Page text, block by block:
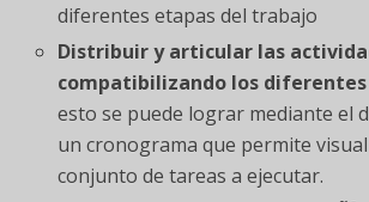
diferentes etapas del trabajo
Distribuir y articular las
compatibilizando los
esto se puede lograr mediante el
un cronograma que permite
conjunto de tareas a ejecutar.